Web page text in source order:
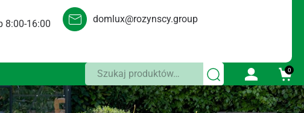
8:00-16:00 domlux@rozynscy.group
Szukaj: 0